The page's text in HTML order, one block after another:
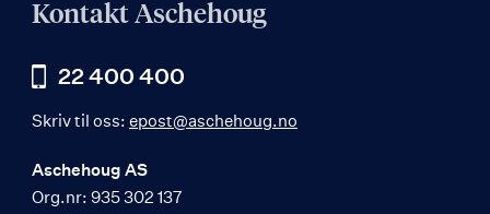
Kontakt Aschehoug
22 400 400
Skriv til oss: epost@aschehoug.no
Aschehoug AS
Org.nr: 935 302 137